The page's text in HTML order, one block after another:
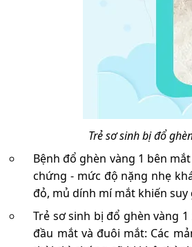
Trẻ sơ sinh bị đổ
Bệnh đổ ghèn vàng 1 bên
chứng - mức độ nặng nhẹ
đỏ, mủ dính mí mắt khiến suy
Trẻ sơ sinh bị đổ ghèn vàng
đầu mắt và đuôi mắt: Các